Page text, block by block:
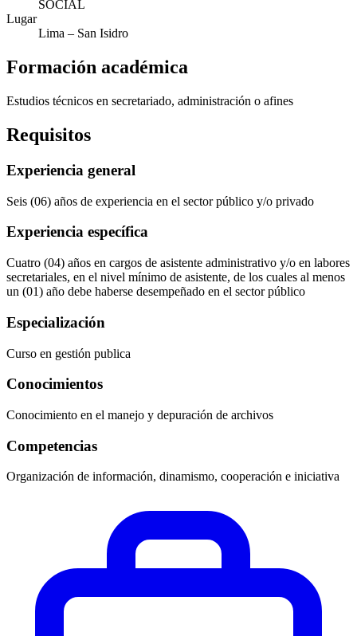
SOCIAL
Lugar
Lima – San Isidro
Formación académica
Estudios técnicos en secretariado, administración o afines
Requisitos
Experiencia general
Seis (06) años de experiencia en el sector público y/o privado
Experiencia específica
Cuatro (04) años en cargos de asistente administrativo y/o en labores
secretariales, en el nivel mínimo de asistente, de los cuales al menos
un (01) año debe haberse desempeñado en el sector público
Especialización
Curso en gestión publica
Conocimientos
Conocimiento en el manejo y depuración de archivos
Competencias
Organización de información, dinamismo, cooperación e iniciativa